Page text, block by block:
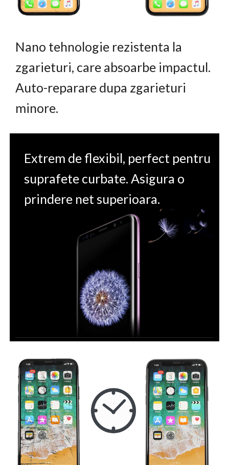
Nano tehnologie rezistenta la
zgarieturi, care absoarbe impactul.
Auto-reparare dupa zgarieturi
minore.
Extrem de flexibil, perfect pentru
suprafete curbate. Asigura o
prindere net superioara.